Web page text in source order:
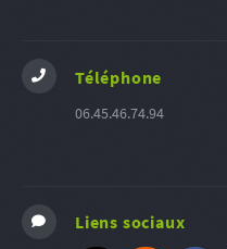
Téléphone
06.45.46.74.94
Liens sociaux